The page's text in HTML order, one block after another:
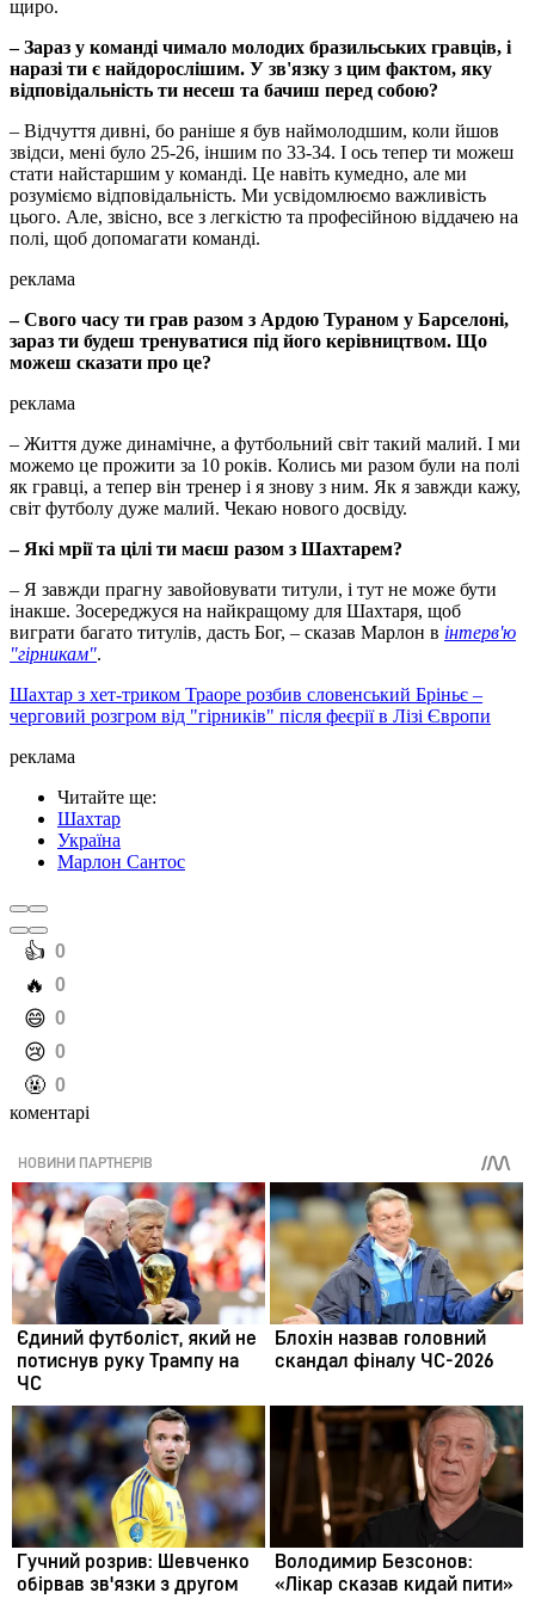
щиро.
– Зараз у команді чимало молодих бразильських гравців, і
наразі ти є найдорослішим. У зв'язку з цим фактом, яку
відповідальність ти несеш та бачиш перед собою?
– Відчуття дивні, бо раніше я був наймолодшим, коли йшов
звідси, мені було 25-26, іншим по 33-34. І ось тепер ти можеш
стати найстаршим у команді. Це навіть кумедно, але ми
розуміємо відповідальність. Ми усвідомлюємо важливість
цього. Але, звісно, все з легкістю та професійною віддачею на
полі, щоб допомагати команді.
реклама
– Свого часу ти грав разом з Ардою Тураном у Барселоні,
зараз ти будеш тренуватися під його керівництвом. Що
можеш сказати про це?
реклама
– Життя дуже динамічне, а футбольний світ такий малий. І ми
можемо це прожити за 10 років. Колись ми разом були на полі
як гравці, а тепер він тренер і я знову з ним. Як я завжди кажу,
світ футболу дуже малий. Чекаю нового досвіду.
– Які мрії та цілі ти маєш разом з Шахтарем?
– Я завжди прагну завойовувати титули, і тут не може бути
інакше. Зосереджуся на найкращому для Шахтаря, щоб
виграти багато титулів, дасть Бог, – сказав Марлон в інтерв'ю
"гірникам".
Шахтар з хет-триком Траоре розбив словенський Бріньє –
черговий розгром від "гірників" після феєрії в Лізі Європи
реклама
Читайте ще:
Шахтар
Україна
Марлон Сантос
️👍 0
️🔥 0
️😄 0
️😢 0
️🤬 0
коментарі